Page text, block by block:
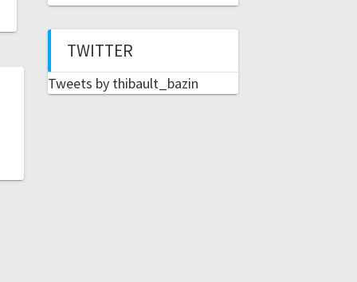
TWITTER
Tweets by thibault_bazin